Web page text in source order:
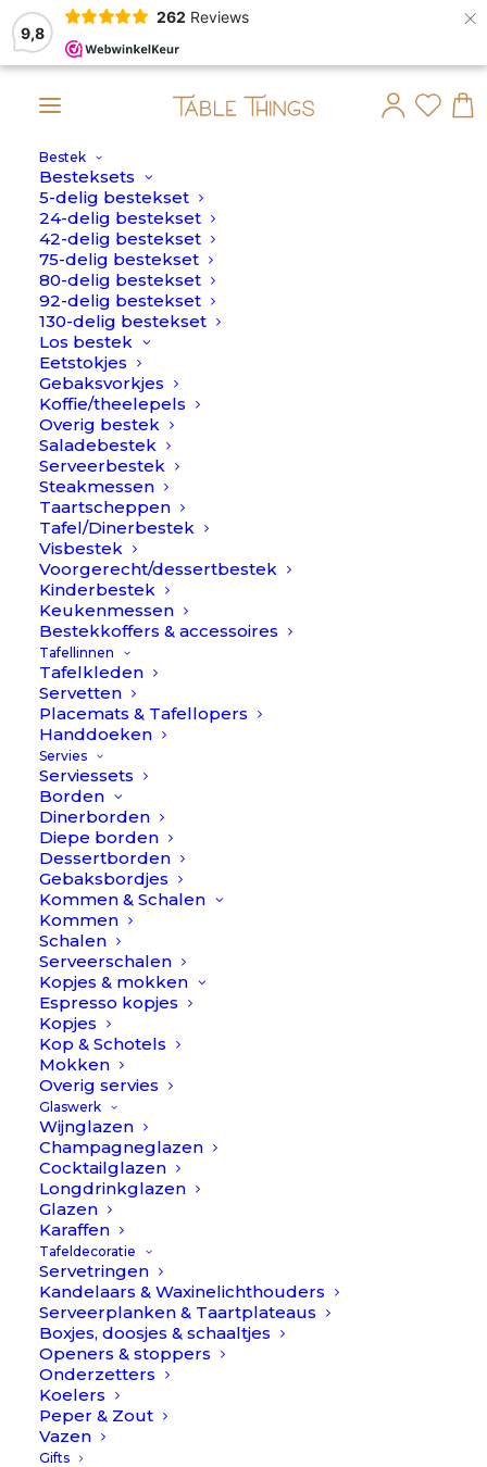
9,8
262 Reviews ×
Bestek
Besteksets
5-delig bestekset
24-delig bestekset
42-delig bestekset
75-delig bestekset
80-delig bestekset
92-delig bestekset
130-delig bestekset
Los bestek
Eetstokjes
Gebaksvorkjes
Koffie/theelepels
Overig bestek
Saladebestek
Serveerbestek
Steakmessen
Taartscheppen
Tafel/Dinerbestek
Visbestek
Voorgerecht/dessertbestek
Kinderbestek
Keukenmessen
Bestekkoffers & accessoires
Tafellinnen
Tafelkleden
Servetten
Placemats & Tafellopers
Handdoeken
Servies
Serviessets
Borden
Dinerborden
Diepe borden
Dessertborden
Gebaksbordjes
Kommen & Schalen
Kommen
Schalen
Serveerschalen
Kopjes & mokken
Espresso kopjes
Kopjes
Kop & Schotels
Mokken
Overig servies
Glaswerk
Wijnglazen
Champagneglazen
Cocktailglazen
Longdrinkglazen
Glazen
Karaffen
Tafeldecoratie
Servetringen
Kandelaars & Waxinelichthouders
Serveerplanken & Taartplateaus
Boxjes, doosjes & schaaltjes
Openers & stoppers
Onderzetters
Koelers
Peper & Zout
Vazen
Gifts
Home > 75-delig
75-delig
Goa - Blauw/Goud - Bestekset 75-delig // Cutipol
Goa - Blauw/RVS - Bestekset 75-delig // Cutipol